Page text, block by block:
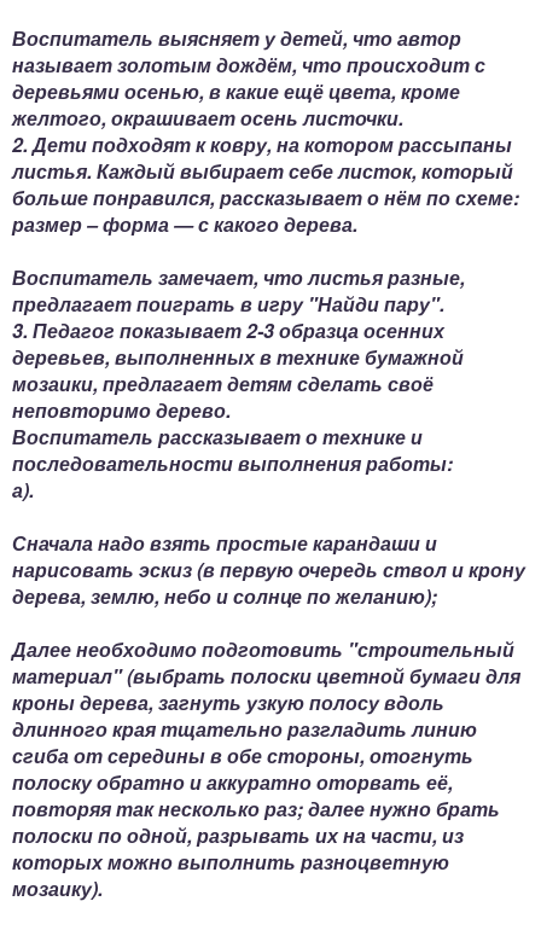
Воспитатель выясняет у детей, что автор
называет золотым дождём, что происходит с
деревьями осенью, в какие ещё цвета, кроме
желтого, окрашивает осень листочки.
2. Дети подходят к ковру, на котором рассыпаны
листья. Каждый выбирает себе листок, который
больше понравился, рассказывает о нём по схеме:
размер – форма — с какого дерева.
Воспитатель замечает, что листья разные,
предлагает поиграть в игру "Найди пару".
3. Педагог показывает 2-3 образца осенних
деревьев, выполненных в технике бумажной
мозаики, предлагает детям сделать своё
неповторимо дерево.
Воспитатель рассказывает о технике и
последовательности выполнения работы:
а).
Сначала надо взять простые карандаши и
нарисовать эскиз (в первую очередь ствол и крону
дерева, землю, небо и солнце по желанию);
Далее необходимо подготовить "строительный
материал" (выбрать полоски цветной бумаги для
кроны дерева, загнуть узкую полосу вдоль
длинного края тщательно разгладить линию
сгиба от середины в обе стороны, отогнуть
полоску обратно и аккуратно оторвать её,
повторяя так несколько раз; далее нужно брать
полоски по одной, разрывать их на части, из
которых можно выполнить разноцветную
мозаику).